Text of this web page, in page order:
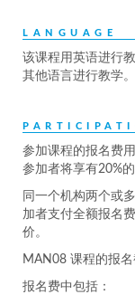
LANGUAGE
该课程用英语进行
其他语言进行教学。
参加课程的报名费
参加者将享有20%
同一个机构两个或
加者支付全额报名
价。
MAN08 课程的报
报名费中包括：